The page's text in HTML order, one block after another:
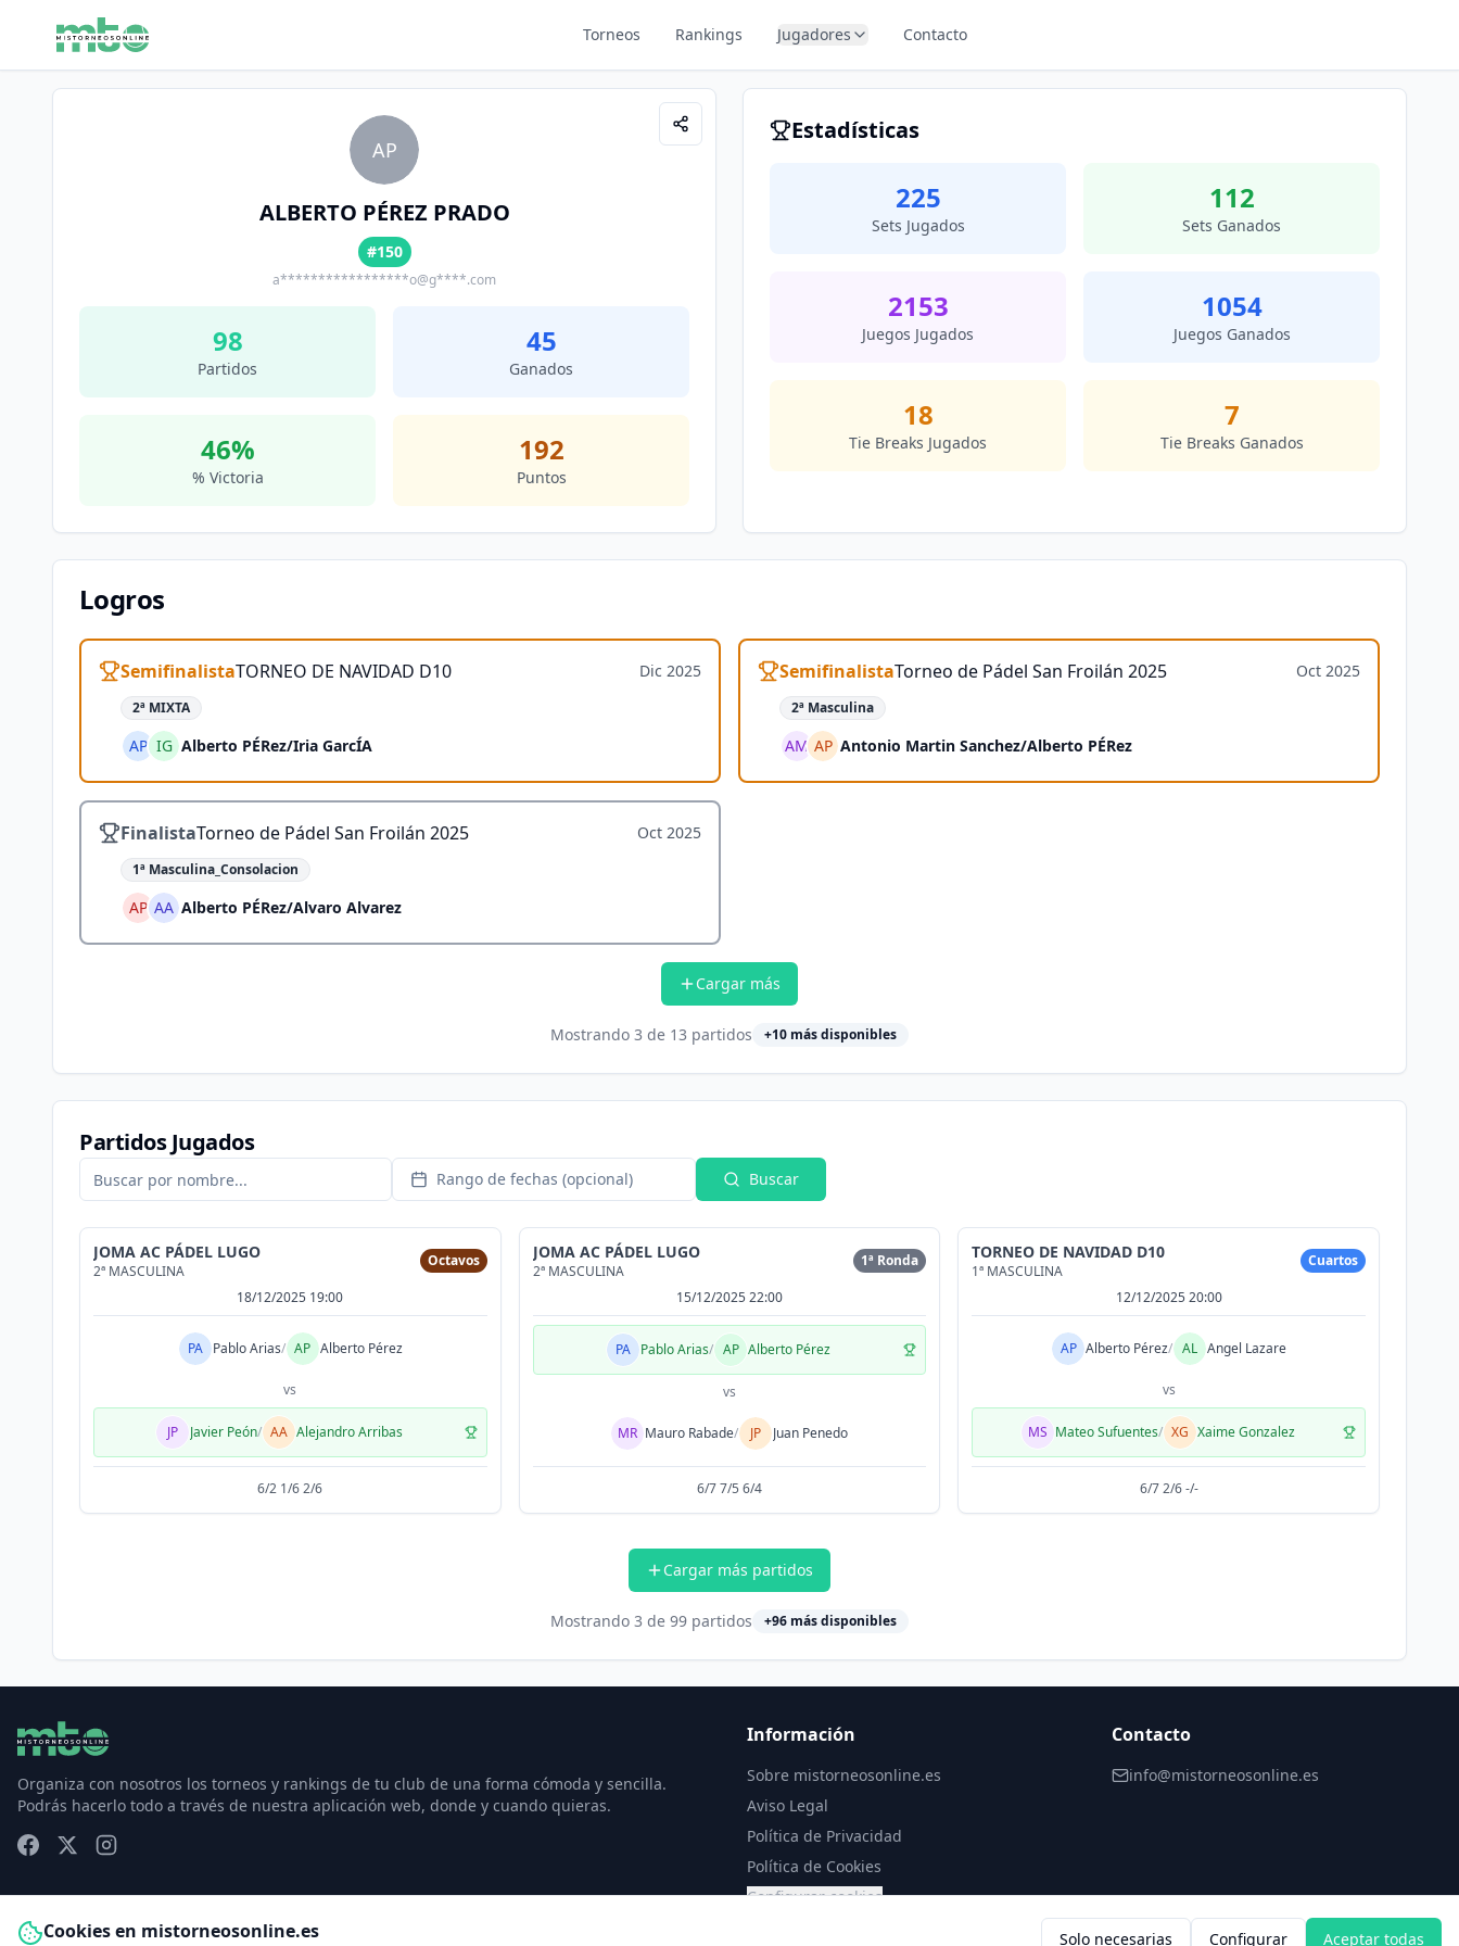
Cookies en mistorneosonline.es Solo necesarias Configurar Aceptar todas
Torneos Rankings Jugadores Contacto
AP
ALBERTO PÉREZ PRADO
#150
a*****************o@g****.com
98
Partidos
45
Ganados
46%
% Victoria
192
Puntos
Estadísticas
225
Sets Jugados
112
Sets Ganados
2153
Juegos Jugados
1054
Juegos Ganados
18
Tie Breaks Jugados
7
Tie Breaks Ganados
Logros
SemifinalistaTORNEO DE NAVIDAD D10 Dic 2025
2ª MIXTA
AP IG Alberto PÉRez/Iria GarcÍA
SemifinalistaTorneo de Pádel San Froilán 2025 Oct 2025
2ª Masculina
AM AP Antonio Martin Sanchez/Alberto PÉRez
FinalistaTorneo de Pádel San Froilán 2025 Oct 2025
1ª Masculina_Consolacion
AP AA Alberto PÉRez/Alvaro Alvarez
Cargar más
Mostrando 3 de 13 partidos +10 más disponibles
Partidos Jugados
Rango de fechas (opcional) Buscar
JOMA AC PÁDEL LUGO
2ª MASCULINA
Octavos
18/12/2025 19:00
PA Pablo Arias/ AP Alberto Pérez
vs
JP Javier Peón/ AA Alejandro Arribas
6/2 1/6 2/6
JOMA AC PÁDEL LUGO
2ª MASCULINA
1ª Ronda
15/12/2025 22:00
PA Pablo Arias/ AP Alberto Pérez
vs
MR Mauro Rabade/ JP Juan Penedo
6/7 7/5 6/4
TORNEO DE NAVIDAD D10
1ª MASCULINA
Cuartos
12/12/2025 20:00
AP Alberto Pérez/ AL Angel Lazare
vs
MS Mateo Sufuentes/ XG Xaime Gonzalez
6/7 2/6 -/-
Cargar más partidos
Mostrando 3 de 99 partidos +96 más disponibles
Organiza con nosotros los torneos y rankings de tu club de una forma cómoda y sencilla.
Podrás hacerlo todo a través de nuestra aplicación web, donde y cuando quieras.
Información
Sobre mistorneosonline.es
Aviso Legal
Política de Privacidad
Política de Cookies
Configurar cookies
Contacto
info@mistorneosonline.es